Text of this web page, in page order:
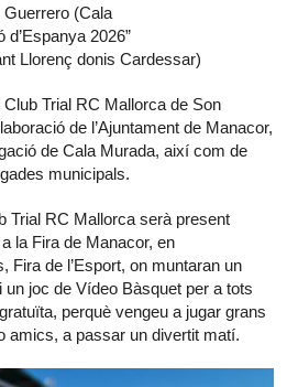
(Cala
d’Espanya 2026”
Llorenç donis Cardessar)
Club Trial RC Mallorca de Son
de l’Ajuntament de Manacor,
de Cala Murada, així com de
municipals.
Trial RC Mallorca serà present
la Fira de Manacor, en
Fira de l’Esport, on muntaran un
joc de Vídeo Bàsquet per a tots
perquè vengeu a jugar grans
amics, a passar un divertit matí.